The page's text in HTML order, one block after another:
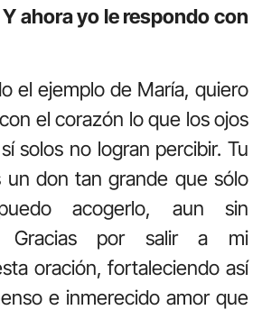
ahora yo le respondo con
el ejemplo de María, quiero
el corazón lo que los ojos
solos no logran percibir. Tu
un don tan grande que sólo
acogerlo, aun sin
Gracias por salir a mi
oración, fortaleciendo así
e inmerecido amor que